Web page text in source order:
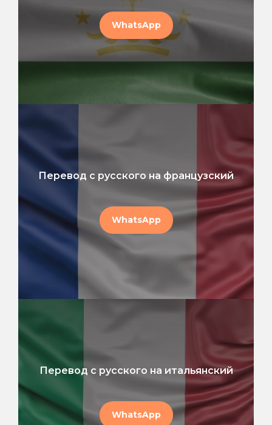
WhatsApp
Перевод с русского на французский
WhatsApp
Перевод с русского на итальянский
WhatsApp